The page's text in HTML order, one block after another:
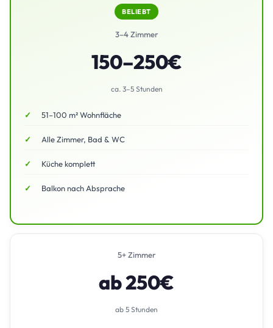
BELIEBT
3–4 Zimmer
150–250€
ca. 3–5 Stunden
51–100 m² Wohnfläche
Alle Zimmer, Bad & WC
Küche komplett
Balkon nach Absprache
5+ Zimmer
ab 250€
ab 5 Stunden